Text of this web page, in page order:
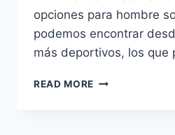
opciones para hombre
podemos encontrar
más deportivos, los que
READ MORE SORPRESAS